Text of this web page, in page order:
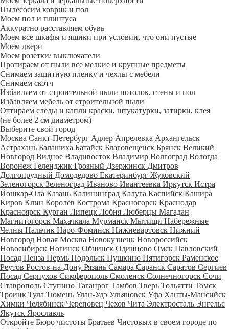
Пылесосим коврик и пол
Моем пол и плинтуса
Аккуратно расставляем обувь
Моем все шкафы и ящики при условии, что они пустые
Моем двери
Моем розетки/ выключатели
Протираем от пыли все мелкие и крупные предметы
Снимаем защитную пленку и чехлы с мебели
Снимаем скотч
Избавляем от строительной пыли потолок, стены и пол
Избавляем мебель от строительной пыли
Оттираем следы и капли краски, штукатурки, затирки, клея
(не более 2 см диаметром)
Выберите свой город
Москва Санкт-Петербург Адлер Апрелевка Архангельск
Астрахань Балашиха Батайск Благовещенск Брянск Великий
Новгород Видное Владивосток Владимир Волгоград Вологда
Воронеж Геленджик Грозный Дзержинск Дмитров
Долгопрудный Домодедово Екатеринбург Жуковский
Зеленогорск Зеленоград Иваново Ивантеевка Иркутск Истра
Йошкар-Ола Казань Калининград Калуга Каспийск Кашира
Киров Клин Королёв Кострома Красногорск Краснодар
Красноярск Курган Липецк Лобня Люберцы Магадан
Магнитогорск Махачкала Мурманск Мытищи Набережные
Челны Нальчик Наро-Фоминск Нижневартовск Нижний
Новгород Новая Москва Новокузнецк Новороссийск
Новосибирск Ногинск Обнинск Одинцово Омск Павловский
Посад Пенза Пермь Подольск Пушкино Пятигорск Раменское
Реутов Ростов-на-Дону Рязань Самара Саранск Саратов Сергиев
Посад Серпухов Симферополь Смоленск Солнечногорск Сочи
Ставрополь Ступино Таганрог Тамбов Тверь Тольятти Томск
Троицк Тула Тюмень Улан-Удэ Ульяновск Уфа Ханты-Мансийск
Химки Челябинск Череповец Чехов Чита Электросталь Энгельс
Якутск Ярославль
Откройте Бюро чистоты Братьев Чистовых в своем городе по